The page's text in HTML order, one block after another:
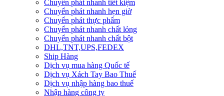
Chuyển phát nhanh tiết kiệm
Chuyển phát nhanh hẹn giờ
Chuyển phát thực phẩm
Chuyển phát nhanh chất lỏng
Chuyển phát nhanh chất bột
DHL,TNT,UPS,FEDEX
Ship Hàng
Dịch vụ mua hàng Quốc tế
Dịch vụ Xách Tay Bao Thuế
Dịch vụ nhập hàng bao thuế
Nhập hàng công ty